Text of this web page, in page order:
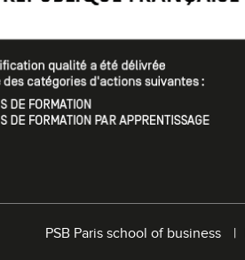
PSB Paris school of business